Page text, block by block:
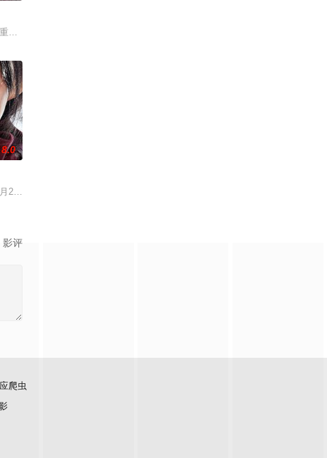
只有最单纯的坚定，然而，在这个充满意外的年纪，未来似乎
阻力，克服种种困难，组建乐队追求自己的音乐梦想，并走出了困住他的亲情
？什么才是生命价值的真
到一座偏僻的小镇，在小镇里他们经历了一些事情，使得他们
8.0
28号，来自北京的27岁杭州姑娘杨晨，和她的小伙伴徒步尼泊尔珠峰南坡，追
影评
爬虫